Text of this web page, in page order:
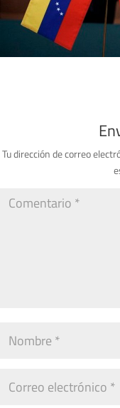
Tu dirección de correo